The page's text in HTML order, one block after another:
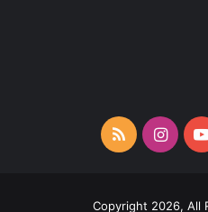
‫YouTubeانستقرامملخص
RSS